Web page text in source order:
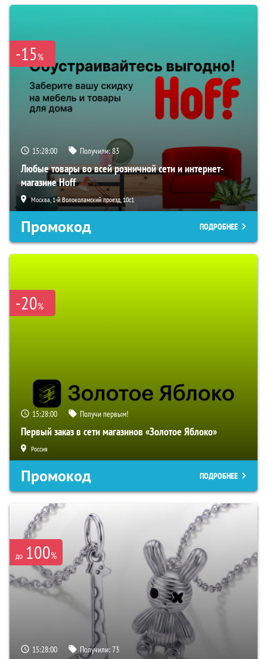
-15%
15:27:59 Получили:83
Любые товары во всей розничной сети и интернет-
магазине Hoff
Москва, 1-й Волоколамский проезд, 10с1
Промокод ПОДРОБНЕЕ
-20%
15:27:59 Получи первым!
Первый заказ в сети магазинов «Золотое Яблоко»
Россия
Промокод ПОДРОБНЕЕ
до 100%
15:27:59 Получили:73